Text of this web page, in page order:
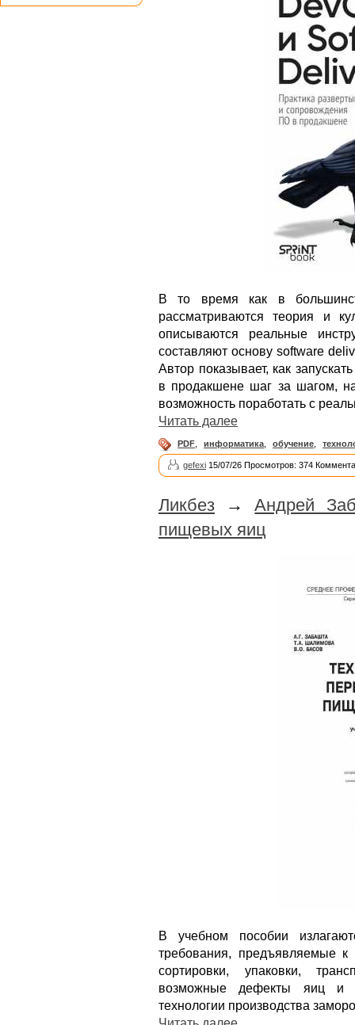
В то время как в
рассматриваются теория и
описываются реальные
составляют основу software
Автор показывает, как
в продакшене шаг за шагом,
возможность поработать с
Читать далее
PDF информатика обучение
gefexi 15/07/26 Просмотров: 374
Ликбез →Андрей
пищевых яиц
В учебном пособии
требования, предъявляемые
сортировки, упаковки,
возможные дефекты яиц и
технологии производства